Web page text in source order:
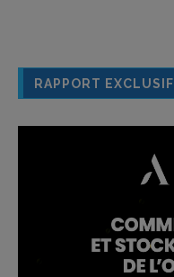
RAPPORT EXCLUSIF